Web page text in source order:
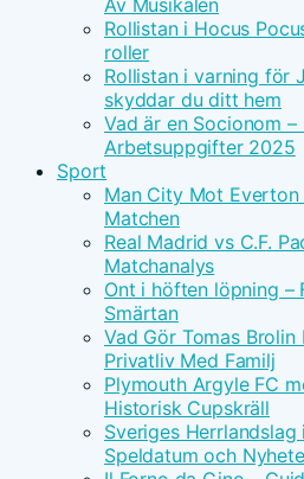
Av Musikalen
Rollistan i Hocus
roller
Rollistan i varning för
skyddar du ditt hem
Vad är en Socionom
Arbetsuppgifter 2025
Sport
Man City Mot Everton
Matchen
Real Madrid vs C.F.
Matchanalys
Ont i höften löpning –
Smärtan
Vad Gör Tomas
Privatliv Med Familj
Plymouth Argyle FC
Historisk Cupskräll
Sveriges
Speldatum och